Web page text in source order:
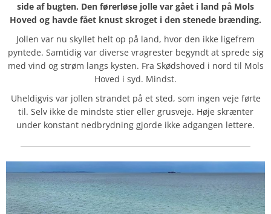
side af bugten. Den førerløse jolle var gået i land på Mols
Hoved og havde fået knust skroget i den stenede brænding.
Jollen var nu skyllet helt op på land, hvor den ikke ligefrem
pyntede. Samtidig var diverse vragrester begyndt at sprede sig
med vind og strøm langs kysten. Fra Skødshoved i nord til Mols
Hoved i syd. Mindst.
Uheldigvis var jollen strandet på et sted, som ingen veje førte
til. Selv ikke de mindste stier eller grusveje. Høje skrænter
under konstant nedbrydning gjorde ikke adgangen lettere.